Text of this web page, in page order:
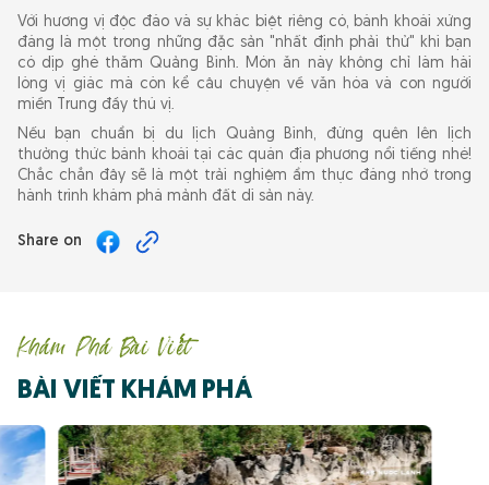
Với hương vị độc đáo và sự khác biệt riêng có, bánh khoái xứng
đáng là một trong những đặc sản "nhất định phải thử" khi bạn
có dịp ghé thăm Quảng Bình. Món ăn này không chỉ làm hài
lòng vị giác mà còn kể câu chuyện về văn hóa và con người
miền Trung đầy thú vị.
Nếu bạn chuẩn bị du lịch Quảng Bình, đừng quên lên lịch
thưởng thức bánh khoái tại các quán địa phương nổi tiếng nhé!
Chắc chắn đây sẽ là một trải nghiệm ẩm thực đáng nhớ trong
hành trình khám phá mảnh đất di sản này.
Share on
Khám Phá Bài Viết
BÀI VIẾT KHÁM PHÁ